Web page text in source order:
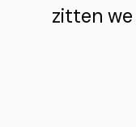
zitten